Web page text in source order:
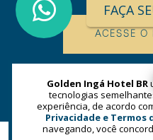
ACESSE O
Golden Ingá Hotel BR
tecnologias
experiência, de acordo
Privacidade e Termos
navegando, você
FAÇA